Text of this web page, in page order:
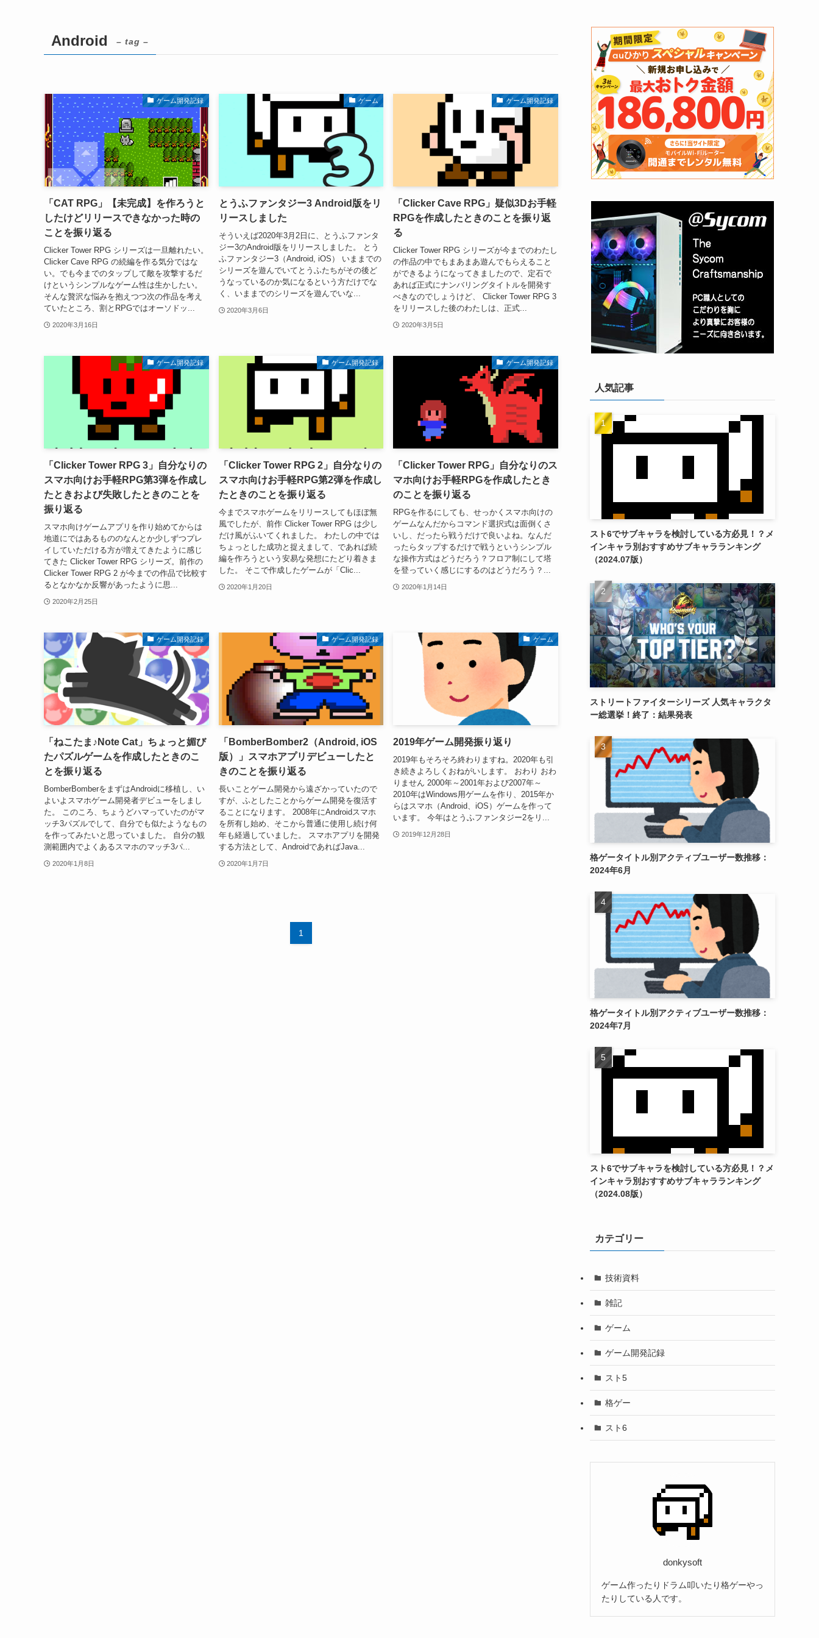
Android – tag –
ゲーム開発記録
「CAT RPG」【未完成】を作ろうと
したけどリリースできなかった時の
ことを振り返る
Clicker Tower RPG シリーズは一旦離れたい。
Clicker Cave RPG の続編を作る気分ではな
い。でも今までのタップして敵を攻撃するだ
けというシンプルなゲーム性は生かしたい。
そんな贅沢な悩みを抱えつつ次の作品を考え
ていたところ、割とRPGではオーソドッ...
2020年3月16日
ゲーム
とうふファンタジー3 Android版をリ
リースしました
そういえば2020年3月2日に、とうふファンタ
ジー3のAndroid版をリリースしました。 とう
ふファンタジー3（Android, iOS） いままでの
シリーズを遊んでいてとうふたちがその後ど
うなっているのか気になるという方だけでな
く、いままでのシリーズを遊んでいな...
2020年3月6日
ゲーム開発記録
「Clicker Cave RPG」疑似3Dお手軽
RPGを作成したときのことを振り返
る
Clicker Tower RPG シリーズが今までのわたし
の作品の中でもまあまあ遊んでもらえること
ができるようになってきましたので、定石で
あれば正式にナンバリングタイトルを開発す
べきなのでしょうけど、 Clicker Tower RPG 3
をリリースした後のわたしは、正式...
2020年3月5日
ゲーム開発記録
「Clicker Tower RPG 3」自分なりの
スマホ向けお手軽RPG第3弾を作成し
たときおよび失敗したときのことを
振り返る
スマホ向けゲームアプリを作り始めてからは
地道にではあるもののなんとか少しずつプレ
イしていただける方が増えてきたように感じ
てきた Clicker Tower RPG シリーズ。前作の
Clicker Tower RPG 2 が今までの作品で比較す
るとなかなか反響があったように思...
2020年2月25日
ゲーム開発記録
「Clicker Tower RPG 2」自分なりの
スマホ向けお手軽RPG第2弾を作成し
たときのことを振り返る
今までスマホゲームをリリースしてもほぼ無
風でしたが、前作 Clicker Tower RPG は少し
だけ風がふいてくれました。 わたしの中では
ちょっとした成功と捉えまして、であれば続
編を作ろうという安易な発想にたどり着きま
した。 そこで作成したゲームが「Clic...
2020年1月20日
ゲーム開発記録
「Clicker Tower RPG」自分なりのス
マホ向けお手軽RPGを作成したとき
のことを振り返る
RPGを作るにしても、せっかくスマホ向けの
ゲームなんだからコマンド選択式は面倒くさ
いし、だったら戦うだけで良いよね。なんだ
ったらタップするだけで戦うというシンプル
な操作方式はどうだろう？フロア制にして塔
を登っていく感じにするのはどうだろう？...
2020年1月14日
ゲーム開発記録
「ねこたま♪Note Cat」ちょっと媚び
たパズルゲームを作成したときのこ
とを振り返る
BomberBomberをまずはAndroidに移植し、い
よいよスマホゲーム開発者デビューをしまし
た。 このころ、ちょうどハマっていたのがマ
ッチ3パズルでして、自分でも似たようなもの
を作ってみたいと思っていました。 自分の観
測範囲内でよくあるスマホのマッチ3パ...
2020年1月8日
ゲーム開発記録
「BomberBomber2（Android, iOS
版）」スマホアプリデビューしたと
きのことを振り返る
長いことゲーム開発から遠ざかっていたので
すが、ふとしたことからゲーム開発を復活す
ることになります。 2008年にAndroidスマホ
を所有し始め、そこから普通に使用し続け何
年も経過していました。 スマホアプリを開発
する方法として、AndroidであればJava...
2020年1月7日
ゲーム
2019年ゲーム開発振り返り
2019年もそろそろ終わりますね。2020年も引
き続きよろしくおねがいします。 おわり おわ
りません 2000年～2001年および2007年～
2010年はWindows用ゲームを作り、2015年か
らはスマホ（Android、iOS）ゲームを作って
います。 今年はとうふファンタジー2をリ...
2019年12月28日
1
人気記事
スト6でサブキャラを検討している方必見！？メ
インキャラ別おすすめサブキャラランキング
（2024.07版）
ストリートファイターシリーズ 人気キャラクタ
ー総選挙！終了：結果発表
格ゲータイトル別アクティブユーザー数推移：
2024年6月
格ゲータイトル別アクティブユーザー数推移：
2024年7月
スト6でサブキャラを検討している方必見！？メ
インキャラ別おすすめサブキャラランキング
（2024.08版）
カテゴリー
技術資料
雑記
ゲーム
ゲーム開発記録
スト5
格ゲー
スト6
donkysoft
ゲーム作ったりドラム叩いたり格ゲーやっ
たりしている人です。